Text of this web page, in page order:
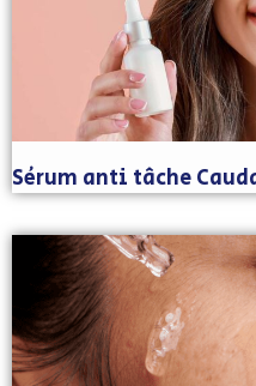
Sérum anti tâche